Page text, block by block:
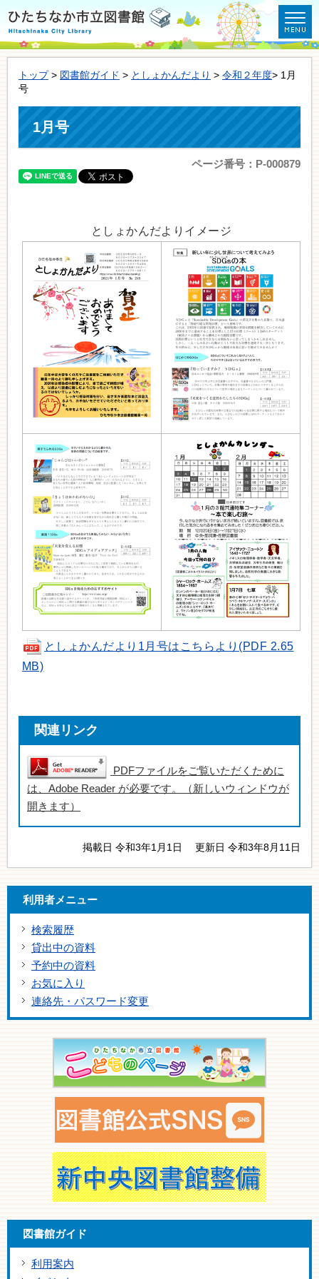
トップ> 図書館ガイド > としょかんだより > 令和２年度> 1月
号
1月号
ページ番号：P-000879
としょかんだよりイメージ
としょかんだより1月号はこちらより(PDF 2.65
MB)
関連リンク
PDFファイルをご覧いただくために
は、Adobe Reader が必要です。（新しいウィンドウが
開きます）
掲載日 令和3年1月1日 更新日 令和3年8月11日
利用者メニュー
検索履歴
貸出中の資料
予約中の資料
お気に入り
連絡先・パスワード変更
図書館ガイド
利用案内